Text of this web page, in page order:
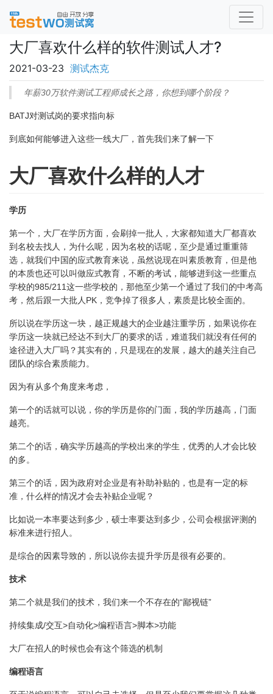
大厂喜欢什么样的软件测试人才?
2021-03-23 测试杰克
年薪30万软件测试工程师成长之路，你想到哪个阶段？
BATJ对测试岗的要求指向标
到底如何能够进入这些一线大厂，首先我们来了解一下
大厂喜欢什么样的人才
学历
第一个，大厂在学历方面，会刷掉一批人，大家都知道大厂都喜欢
到名校去找人，为什么呢，因为名校的话呢，至少是通过重重筛
选，就我们中国的应式教育来说，虽然说现在叫素质教育，但是他
的本质也还可以叫做应式教育，不断的考试，能够进到这一些重点
学校的985/211这一些学校的，那他至少第一个通过了我们的中考高
考，然后跟一大批人PK，竞争掉了很多人，素质是比较全面的。
所以说在学历这一块，越正规越大的企业越注重学历，如果说你在
学历这一块就已经达不到大厂的要求的话，难道我们就没有任何的
途径进入大厂吗？其实有的，只是现在的发展，越大的越关注自己
团队的综合素质能力。
因为有从多个角度来考虑，
第一个的话就可以说，你的学历是你的门面，我的学历越高，门面
越亮。
第二个的话，确实学历越高的学校出来的学生，优秀的人才会比较
的多。
第三个的话，因为政府对企业是有补助补贴的，也是有一定的标
准，什么样的情况才会去补贴企业呢？
比如说一本率要达到多少，硕士率要达到多少，公司会根据评测的
标准来进行招人。
是综合的因素导致的，所以说你去提升学历是很有必要的。
技术
第二个就是我们的技术，我们来一个不存在的“鄙视链”
持续集成/交互>自动化>编程语言>脚本>功能
大厂在招人的时候也会有这个筛选的机制
编程语言